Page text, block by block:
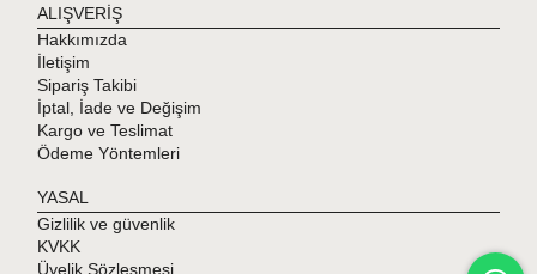
ALIŞVERİŞ
Hakkımızda
İletişim
Sipariş Takibi
İptal, İade ve Değişim
Kargo ve Teslimat
Ödeme Yöntemleri
YASAL
Gizlilik ve güvenlik
KVKK
Üyelik Sözleşmesi